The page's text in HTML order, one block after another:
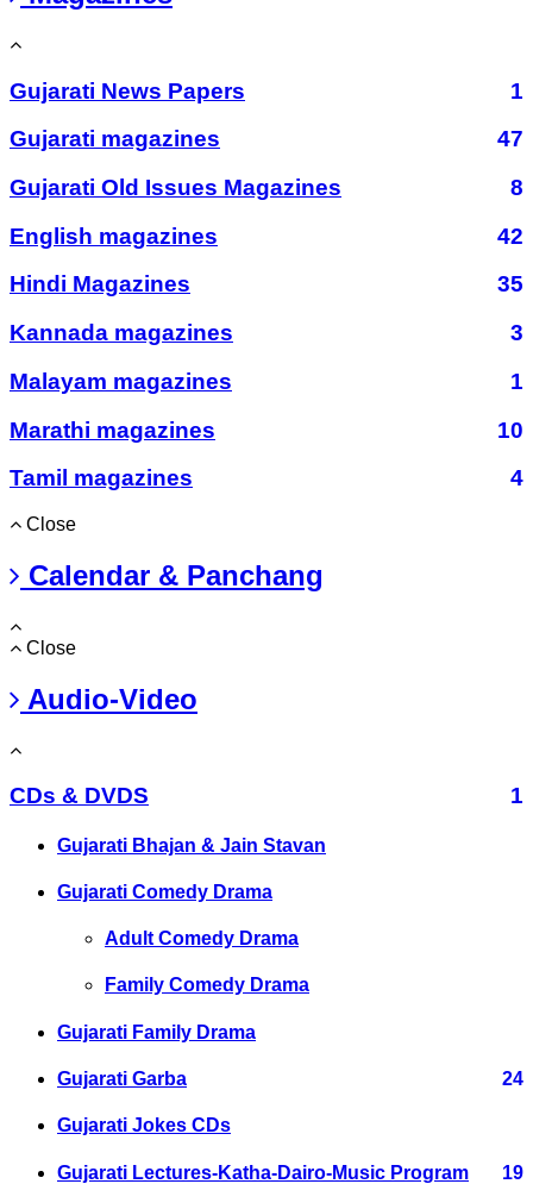
Gujarati News Papers
1
Gujarati magazines
47
Gujarati Old Issues Magazines
8
English magazines
42
Hindi Magazines
35
Kannada magazines
3
Malayam magazines
1
Marathi magazines
10
Tamil magazines
4
Close
Calendar & Panchang
Close
Audio-Video
CDs & DVDS 1
Gujarati Bhajan & Jain Stavan
Gujarati Comedy Drama
Adult Comedy Drama
Family Comedy Drama
Gujarati Family Drama
Gujarati Garba 24
Gujarati Jokes CDs
Gujarati Lectures-Katha-Dairo-Music Program 19